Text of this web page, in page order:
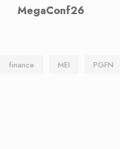
MegaConf26
finance MEI PGFN